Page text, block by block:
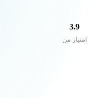
3.9
امتیاز من